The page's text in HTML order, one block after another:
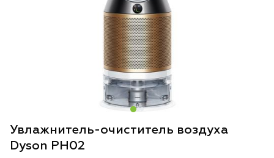
Увлажнитель-очиститель воздуха
Dyson PH02